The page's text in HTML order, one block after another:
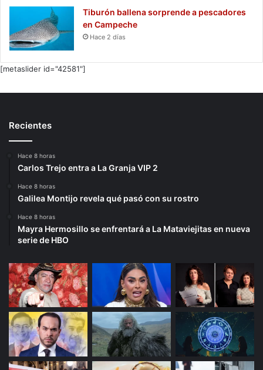
Tiburón ballena sorprende a pescadores
en Campeche
Hace 2 días
[metaslider id="42581"]
Recientes
Hace 8 horas
Carlos Trejo entra a La Granja VIP 2
Hace 8 horas
Galilea Montijo revela qué pasó con su rostro
Hace 8 horas
Mayra Hermosillo se enfrentará a La Mataviejitas en nueva
serie de HBO